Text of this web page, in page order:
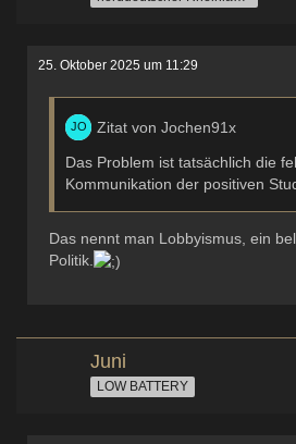
25. Oktober 2025 um 11:29
Zitat von Jochen91x
Das Problem ist tatsächlich die
Kommunikation der positiven
Das nennt man Lobbyismus, ein
Politik.
Juni
LOW BATTERY